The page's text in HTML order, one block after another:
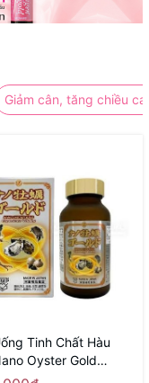
Giảm cân, tăng chiều
Tinh Chất Hàu
Oyster Gold
BUSSAN 120 Viên -